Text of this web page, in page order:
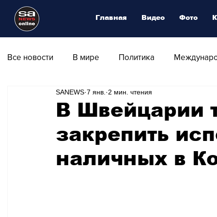
Все новости В мире Политика
Общество Армия Аналитика
Транспорт Культура Магия искусства
В Швейцарии
закрепить
наличных в
SANEWS 7 янв. 2 мин. чтения
Главная Видео Фото